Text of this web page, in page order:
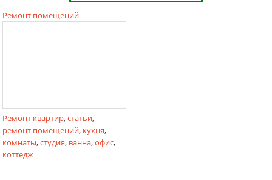
Ремонт помещений
Ремонт квартир,статьи,
ремонт помещений, кухня,
комнаты,студия, ванна,офис,
коттедж